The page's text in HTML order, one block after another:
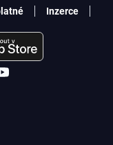
Inzerce